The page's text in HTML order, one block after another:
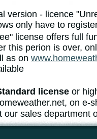
version - licence
only have to
license offers full
this perion is over,
as on
license or
on e-
our sales department